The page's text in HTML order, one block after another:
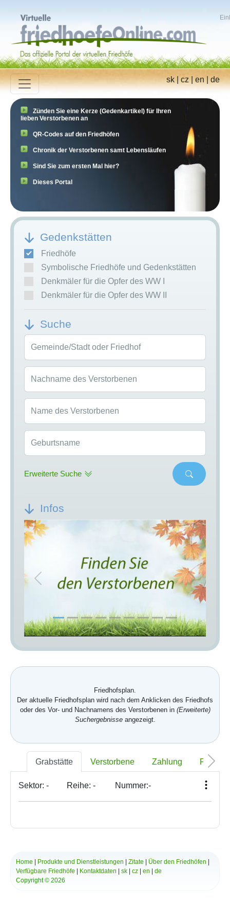
sk|cz|en|de
Zünden Sie eine Kerze (Gedenkartikel) für Ihren
lieben Verstorbenen an
QR-Codes auf den Friedhöfen
Chronik der Verstorbenen samt Lebensläufen
Sind Sie zum ersten Mal hier?
Dieses Portal
Gedenkstätten
Friedhöfe
Symbolische Friedhöfe und Gedenkstätten
Denkmäler für die Opfer des WW I
Denkmäler für die Opfer des WW II
Suche
Gemeinde/Stadt oder Friedhof
Nachname des Verstorbenen
Name des Verstorbenen
Geburtsname
Erweiterte Suche
Infos
Previous Next
Friedhofsplan.
Der aktuelle Friedhofsplan wird nach dem Anklicken des Friedhofs
oder des Vor- und Nachnamens des Verstorbenen in (Erweiterte)
Suchergebnisseangezeigt.
Grabstätte Verstorbene Zahlung Foto
Sektor: - Reihe: - Nummer:-
Home Produkte und Dienstleistungen Zitate Über den Friedhöfen
Verfügbare Friedhöfe
Kontaktdaten sk cz en
de
Copyright © 2026